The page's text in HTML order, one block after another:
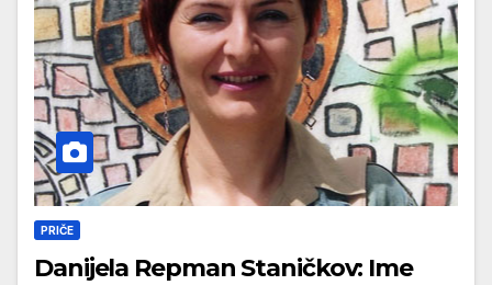
PRIČE
Danijela Repman Staničkov: Ime